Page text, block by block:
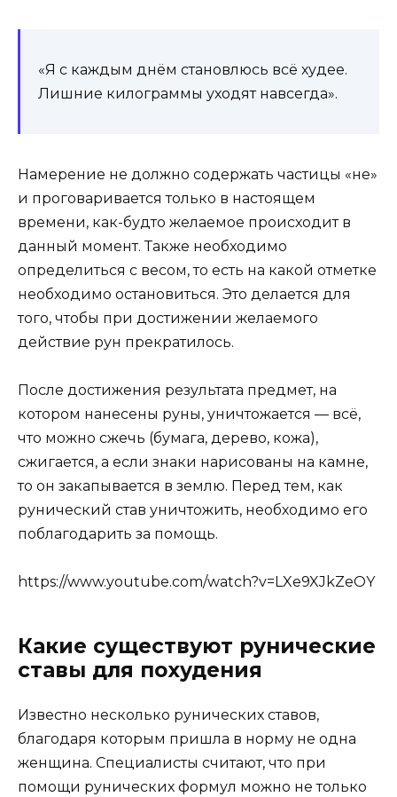
«Я с каждым днём становлюсь всё худее.
Лишние килограммы уходят навсегда».
Намерение не должно содержать частицы «не»
и проговаривается только в настоящем
времени, как-будто желаемое происходит в
данный момент. Также необходимо
определиться с весом, то есть на какой отметке
необходимо остановиться. Это делается для
того, чтобы при достижении желаемого
действие рун прекратилось.
После достижения результата предмет, на
котором нанесены руны, уничтожается — всё,
что можно сжечь (бумага, дерево, кожа),
сжигается, а если знаки нарисованы на камне,
то он закапывается в землю. Перед тем, как
рунический став уничтожить, необходимо его
поблагодарить за помощь.
https://www.youtube.com/watch?v=LXe9XJkZeOY
Какие существуют рунические
ставы для похудения
Известно несколько рунических ставов,
благодаря которым пришла в норму не одна
женщина. Специалисты считают, что при
помощи рунических формул можно не только